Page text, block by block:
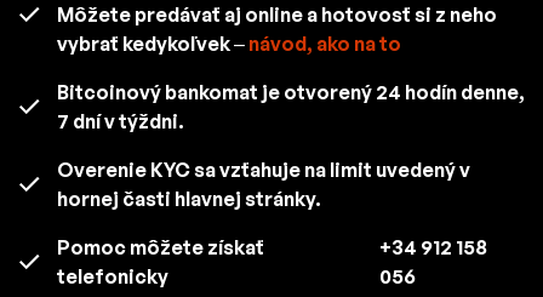
Môžete predávať aj online a hotovosť si z neho
vybrať kedykoľvek – návod, ako na to
Bitcoinový bankomat je otvorený 24 hodín denne,
7 dní v týždni.
Overenie KYC sa vzťahuje na limit uvedený v
hornej časti hlavnej stránky.
Pomoc môžete získať
telefonicky
+34 912 158
056